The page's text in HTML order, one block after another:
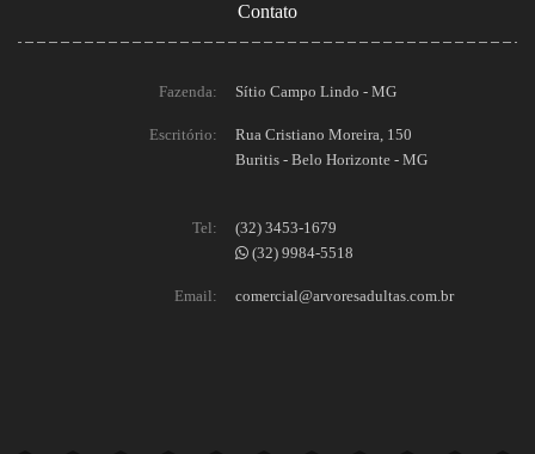
Contato
Fazenda: Sítio Campo Lindo - MG
Escritório:
Rua Cristiano Moreira, 150
Buritis - Belo Horizonte - MG
Tel:
(32) 3453-1679
(32) 9984-5518
Email: comercial@arvoresadultas.com.br